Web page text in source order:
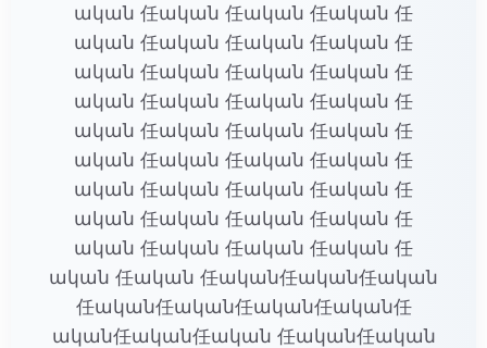
ական 任ական 任ական 任ական 任
ական 任ական 任ական 任ական 任
ական 任ական 任ական 任ական 任
ական 任ական 任ական 任ական 任
ական 任ական 任ական 任ական 任
ական 任ական 任ական 任ական 任
ական 任ական 任ական 任ական 任
ական 任ական 任ական 任ական 任
ական 任ական 任ական 任ական 任
ական 任ական 任ական任ական任ական
任ական任ական任ական任ական任
ական任ական任ական 任ական任ական